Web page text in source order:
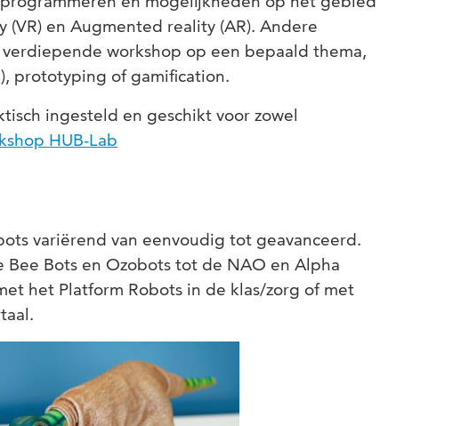
en Augmented reality (AR). Andere
workshop op een bepaald thema,
prototyping of gamification.
ingesteld en geschikt voor zowel
HUB-Lab
variërend van eenvoudig tot geavanceerd.
Bots en Ozobots tot de NAO en Alpha
het Platform Robots in de klas/zorg of met